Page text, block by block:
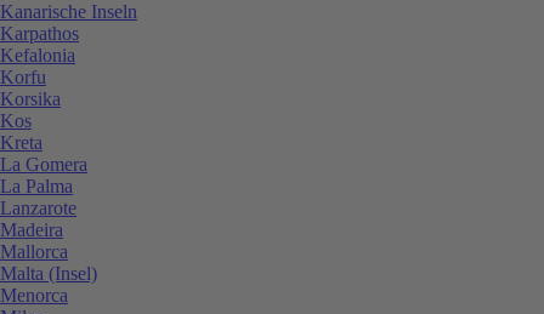
Kanarische Inseln
Karpathos
Kefalonia
Korfu
Korsika
Kos
Kreta
La Gomera
La Palma
Lanzarote
Madeira
Mallorca
Malta (Insel)
Menorca